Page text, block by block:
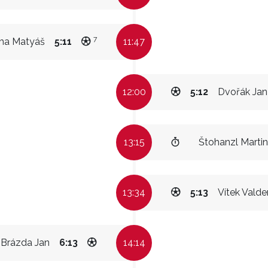
Matyáš 5:11 7 11:47
12:00 Dvořák Jan
5:12
13:15 Štohanzl Martin
13:34 Vítek
5:13
Brázda Jan 6:13 14:14